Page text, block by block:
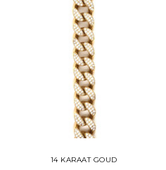
14 KARAAT GOUD